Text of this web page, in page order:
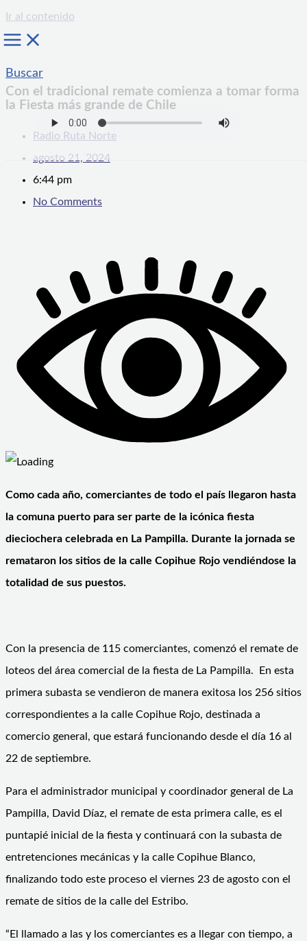
Ir al contenido
Buscar
Con el tradicional remate comienza a tomar forma
la Fiesta más grande de Chile
Radio Ruta Norte
agosto 21, 2024
6:44 pm
No Comments
Como cada año, comerciantes de todo el país llegaron hasta
la comuna puerto para ser parte de la icónica fiesta
dieciochera celebrada en La Pampilla. Durante la jornada se
remataron los sitios de la calle Copihue Rojo vendiéndose la
totalidad de sus puestos.
Con la presencia de 115 comerciantes, comenzó el remate de
loteos del área comercial de la fiesta de La Pampilla. En esta
primera subasta se vendieron de manera exitosa los 256 sitios
correspondientes a la calle Copihue Rojo, destinada a
comercio general, que estará funcionando desde el día 16 al
22 de septiembre.
Para el administrador municipal y coordinador general de La
Pampilla, David Díaz, el remate de esta primera calle, es el
puntapié inicial de la fiesta y continuará con la subasta de
entretenciones mecánicas y la calle Copihue Blanco,
finalizando todo este proceso el viernes 23 de agosto con el
remate de sitios de la calle del Estribo.
“El llamado a las y los comerciantes es a llegar con tiempo, a